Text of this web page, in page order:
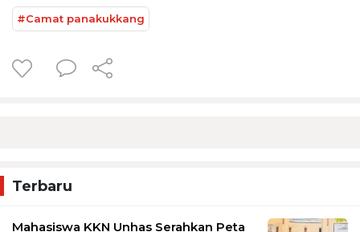
#Camat panakukkang
Terbaru
Mahasiswa KKN Unhas Serahkan Peta